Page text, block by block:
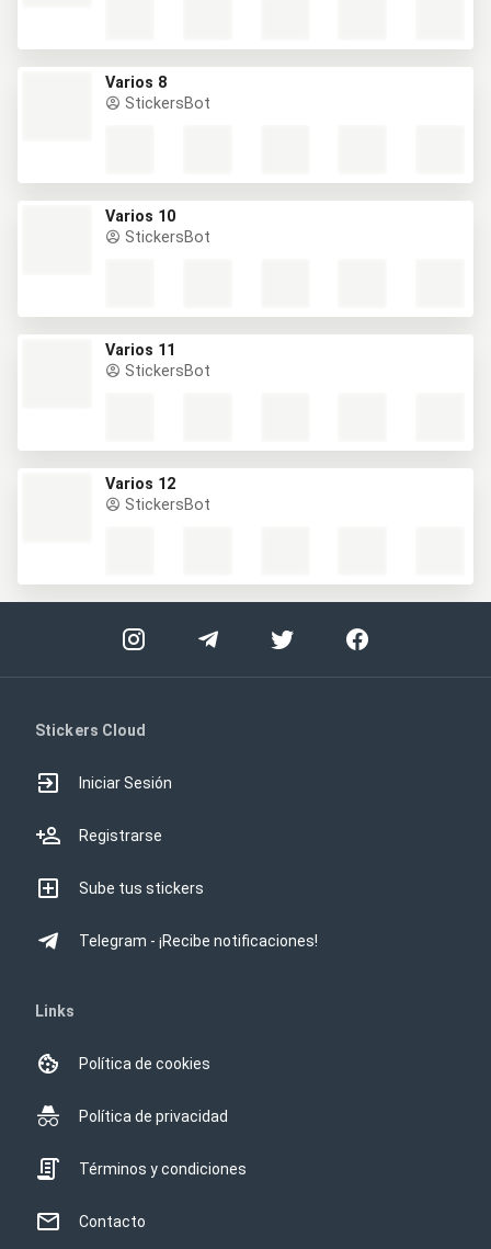
Varios 8
StickersBot
Varios 10
StickersBot
Varios 11
StickersBot
Varios 12
StickersBot
Stickers Cloud
Iniciar Sesión
Registrarse
Sube tus stickers
Telegram - ¡Recibe notificaciones!
Links
Política de cookies
Política de privacidad
Términos y condiciones
Contacto